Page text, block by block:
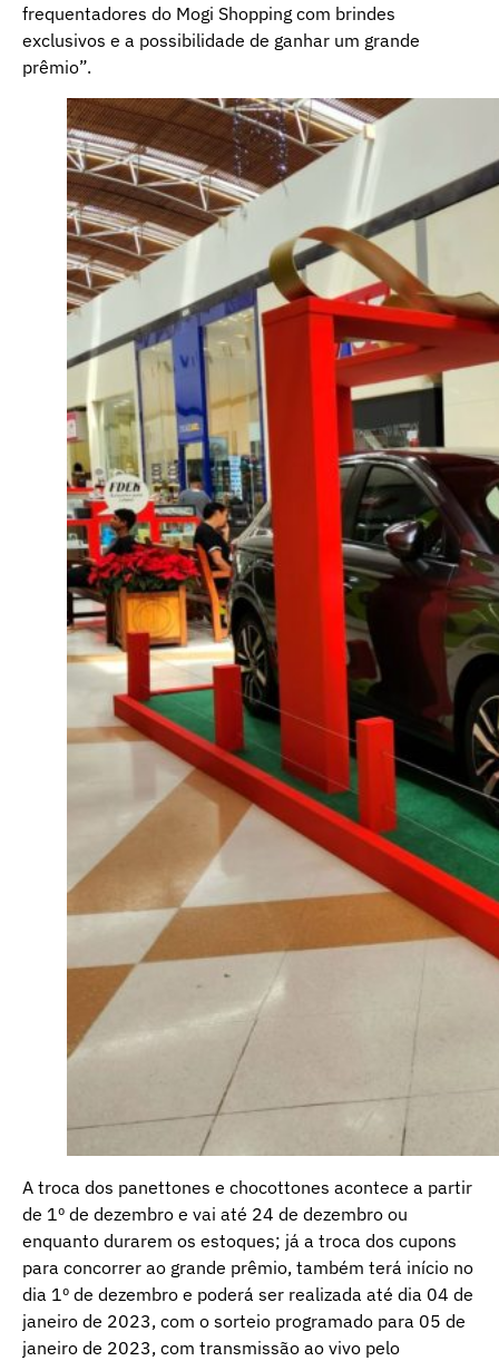
frequentadores do Mogi Shopping com brindes
exclusivos e a possibilidade de ganhar um grande
prêmio”.
A troca dos panettones e chocottones acontece a partir
de 1º de dezembro e vai até 24 de dezembro ou
enquanto durarem os estoques; já a troca dos cupons
para concorrer ao grande prêmio, também terá início no
dia 1º de dezembro e poderá ser realizada até dia 04 de
janeiro de 2023, com o sorteio programado para 05 de
janeiro de 2023, com transmissão ao vivo pelo